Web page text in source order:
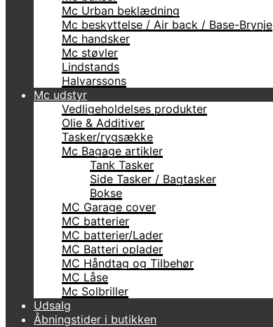
Mc Urban beklædning
Mc beskyttelse / Air back / Base-Brynje
Mc handsker
Mc støvler
Lindstands
Halvarssons
Mc udstyr
Vedligeholdelses produkter
Olie & Additiver
Tasker/rygsække
Mc Bagage artikler
Tank Tasker
Side Tasker / Bagtasker
Bokse
MC Garage cover
MC batterier
MC batterier/Lader
MC Batteri oplader
MC Håndtag og Tilbehør
MC Låse
Mc Solbriller
Udsalg
Åbningstider i butikken